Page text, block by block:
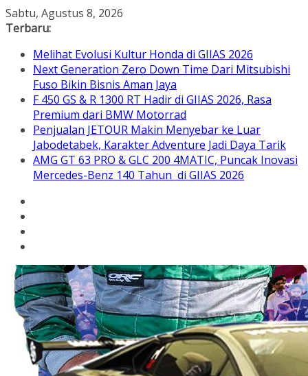
Skip
to
Sabtu, Agustus 8, 2026
Terbaru:
Melihat Evolusi Kultur Honda di GIIAS 2026
Next Generation Zero Down Time Dari Mitsubishi
Fuso Bikin Bisnis Aman Jaya
F 450 GS & R 1300 RT Hadir di GIIAS 2026, Rasa
Premium dari BMW Motorrad
Penjualan JETOUR Makin Menyebar ke Luar
Jabodetabek, Karakter Adventure Jadi Daya Tarik
AMG GT 63 PRO & GLC 200 4MATIC, Puncak Inovasi
Mercedes-Benz 140 Tahun di GIIAS 2026